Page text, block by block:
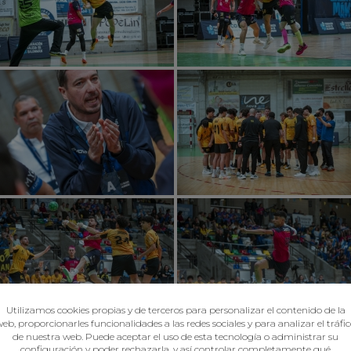
Utilizamos cookies propias y de terceros para personalizar el contenido de la
proporcionarles funcionalidades a las redes sociales y para analizar el
de nuestra web. Puede aceptar el uso de esta tecnología o administrar su